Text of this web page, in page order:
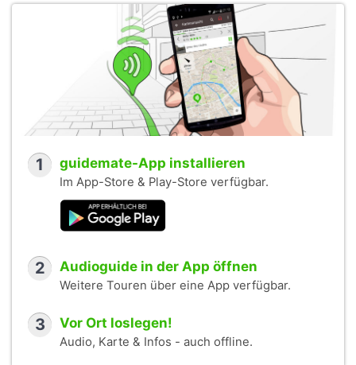
1 guidemate-App installieren
Im App-Store & Play-Store verfügbar.
2 Audioguide in der App öffnen
Weitere Touren über eine App verfügbar.
3 Vor Ort loslegen!
Audio, Karte & Infos - auch offline.